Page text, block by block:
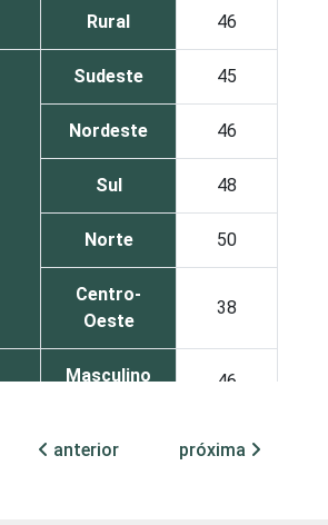
Rural 46
Sudeste 45
Nordeste 46
Sul 48
Norte 50
Centro-
Oeste
38
Masculino 46
Feminino 45
anterior próxima